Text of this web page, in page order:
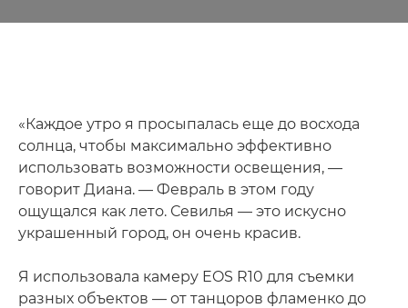
«Каждое утро я просыпалась еще до восхода
солнца, чтобы максимально эффективно
использовать возможности освещения, —
говорит Диана. — Февраль в этом году
ощущался как лето. Севилья — это искусно
украшенный город, он очень красив.
Я использовала камеру EOS R10 для съемки
разных объектов — от танцоров фламенко до